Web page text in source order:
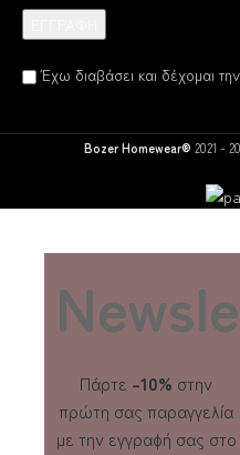
Έχω διαβάσει και δέχομαι την
Bozer Homewear® 2021 -
Πάρτε -10% στην
πρώτη σας παραγγελία
με την εγγραφή σας στο